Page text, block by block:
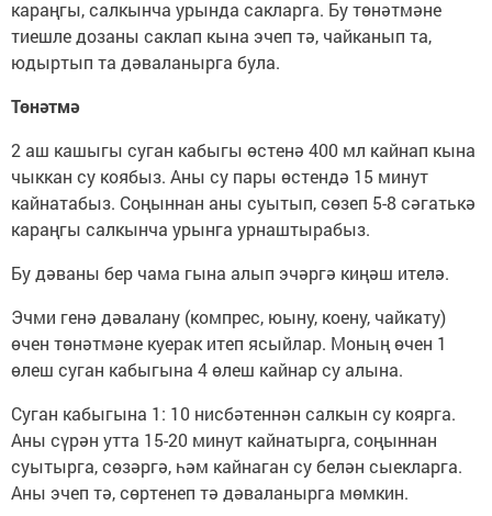
караңгы, салкынча урында сакларга. Бу төнәтмәне
тиешле дозаны саклап кына эчеп тә, чайканып та,
юдыртып та дәваланырга була.
Төнәтмә
2 аш кашыгы суган кабыгы өстенә 400 мл кайнап кына
чыккан су коябыз. Аны су пары өстендә 15 минут
кайнатабыз. Соңыннан аны суытып, сөзеп 5-8 сәгатькә
караңгы салкынча урынга урнаштырабыз.
Бу дәваны бер чама гына алып эчәргә киңәш ителә.
Эчми генә дәвалану (компрес, юыну, коену, чайкату)
өчен төнәтмәне куерак итеп ясыйлар. Моның өчен 1
өлеш суган кабыгына 4 өлеш кайнар су алына.
Суган кабыгына 1: 10 нисбәтеннән салкын су коярга.
Аны сүрән утта 15-20 минут кайнатырга, соңыннан
суытырга, сөзәргә, һәм кайнаган су белән сыекларга.
Аны эчеп тә, сөртенеп тә дәваланырга мөмкин.